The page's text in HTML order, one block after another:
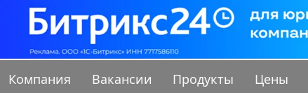
Компания Вакансии Продукты Цены